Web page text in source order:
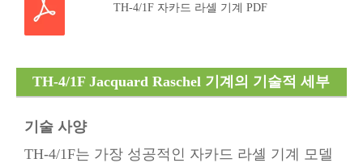
TH-4/1F 자카드 라셸 기계 PDF
TH-4/1F Jacquard Raschel 기계의 기술적 세부
기술 사양
TH-4/1F는 가장 성공적인 자카드 라셸 기계 모델